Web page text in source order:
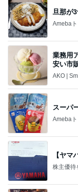
旦那が
Ameba
業務用
安い市
トレ
AKO |
スーパ
Ameba
【ヤマ
株主優待